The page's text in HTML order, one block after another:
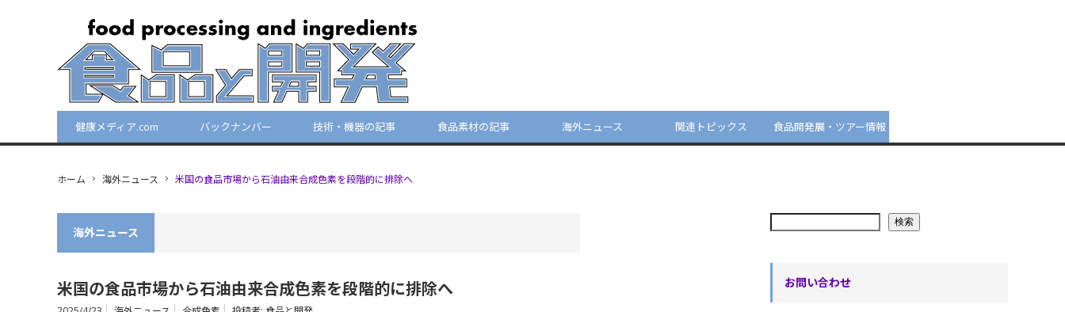
健康メディア.com バックナンバー 技術・機器の記事 食品素材の記事 海外ニュース 関連トピックス 食品開発展・ツアー情報
ホーム 海外ニュース 米国の食品市場から石油由来合成色素を段階的に排除へ
海外ニュース
米国の食品市場から石油由来合成色素を段階的に排除へ
検索
お問い合わせ